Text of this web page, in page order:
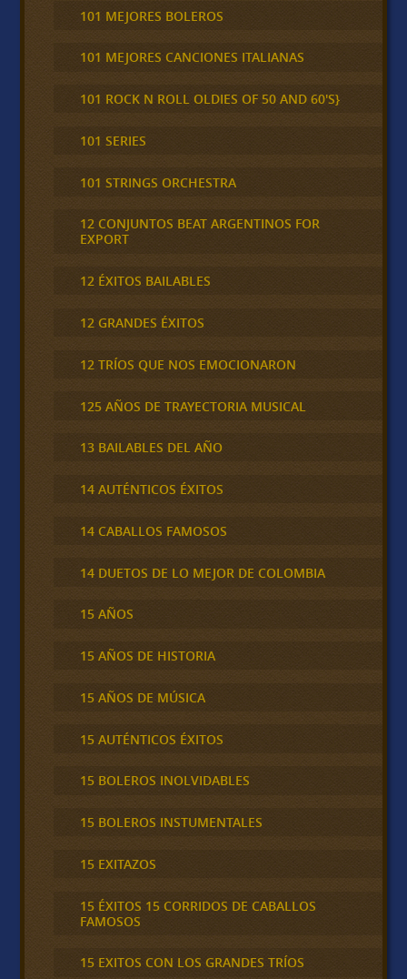
101 MEJORES BOLEROS
101 MEJORES CANCIONES ITALIANAS
101 ROCK N ROLL OLDIES OF 50 AND 60'S}
101 SERIES
101 STRINGS ORCHESTRA
12 CONJUNTOS BEAT ARGENTINOS FOR
EXPORT
12 ÉXITOS BAILABLES
12 GRANDES ÉXITOS
12 TRÍOS QUE NOS EMOCIONARON
125 AÑOS DE TRAYECTORIA MUSICAL
13 BAILABLES DEL AÑO
14 AUTÉNTICOS ÉXITOS
14 CABALLOS FAMOSOS
14 DUETOS DE LO MEJOR DE COLOMBIA
15 AÑOS
15 AÑOS DE HISTORIA
15 AÑOS DE MÚSICA
15 AUTÉNTICOS ÉXITOS
15 BOLEROS INOLVIDABLES
15 BOLEROS INSTUMENTALES
15 EXITAZOS
15 ÉXITOS 15 CORRIDOS DE CABALLOS
FAMOSOS
15 EXITOS CON LOS GRANDES TRÍOS